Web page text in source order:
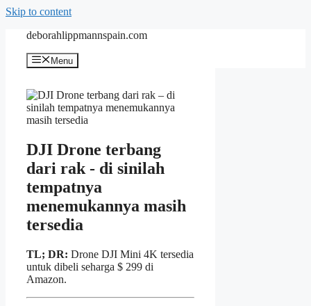
Skip to content
deborahlippmannspain.com
Menu
DJI Drone terbang
dari rak - di sinilah
tempatnya
menemukannya masih
tersedia
TL; DR: Drone DJI Mini 4K tersedia
untuk dibeli seharga $ 299 di
Amazon.